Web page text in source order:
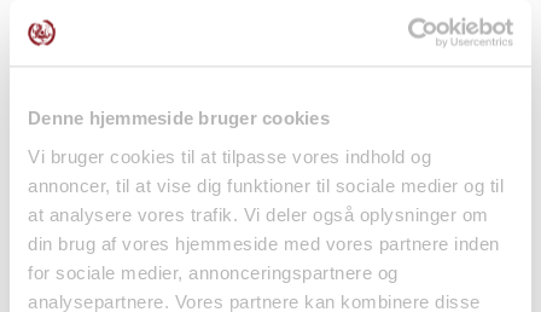
Denne hjemmeside bruger cookies
Vi bruger cookies til at tilpasse vores indhold og
annoncer, til at vise dig funktioner til sociale medier og til
at analysere vores trafik. Vi deler også oplysninger om
din brug af vores hjemmeside med vores partnere inden
for sociale medier, annonceringspartnere og
analysepartnere. Vores partnere kan kombinere disse
Pocky m. Mørk Dyb
Matcha 52,8g Glico
Snacks
Brown Sugar Instant
Marbling Boba Kit
4x60g...
Drikkevarer